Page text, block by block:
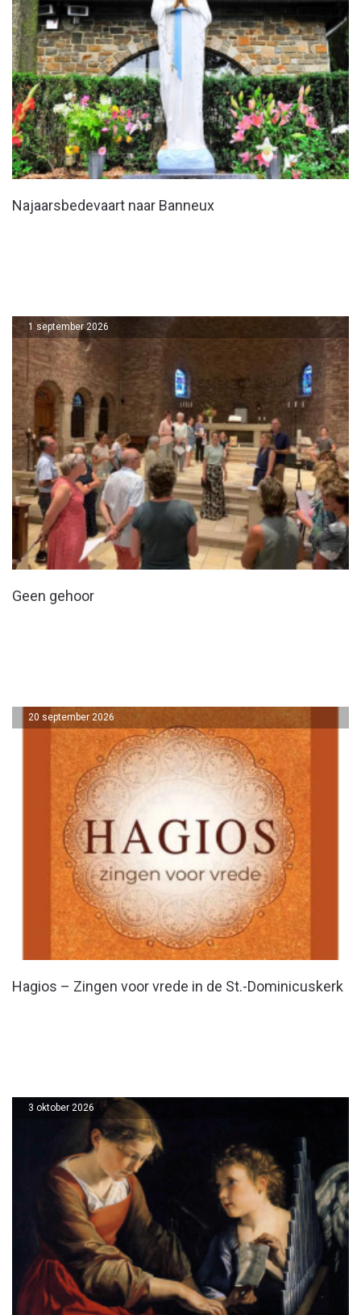
Najaarsbedevaart naar Banneux
Geen gehoor
1 september 2026
Hagios – Zingen voor vrede in de St.-Dominicuskerk
20 september 2026
3 oktober 2026